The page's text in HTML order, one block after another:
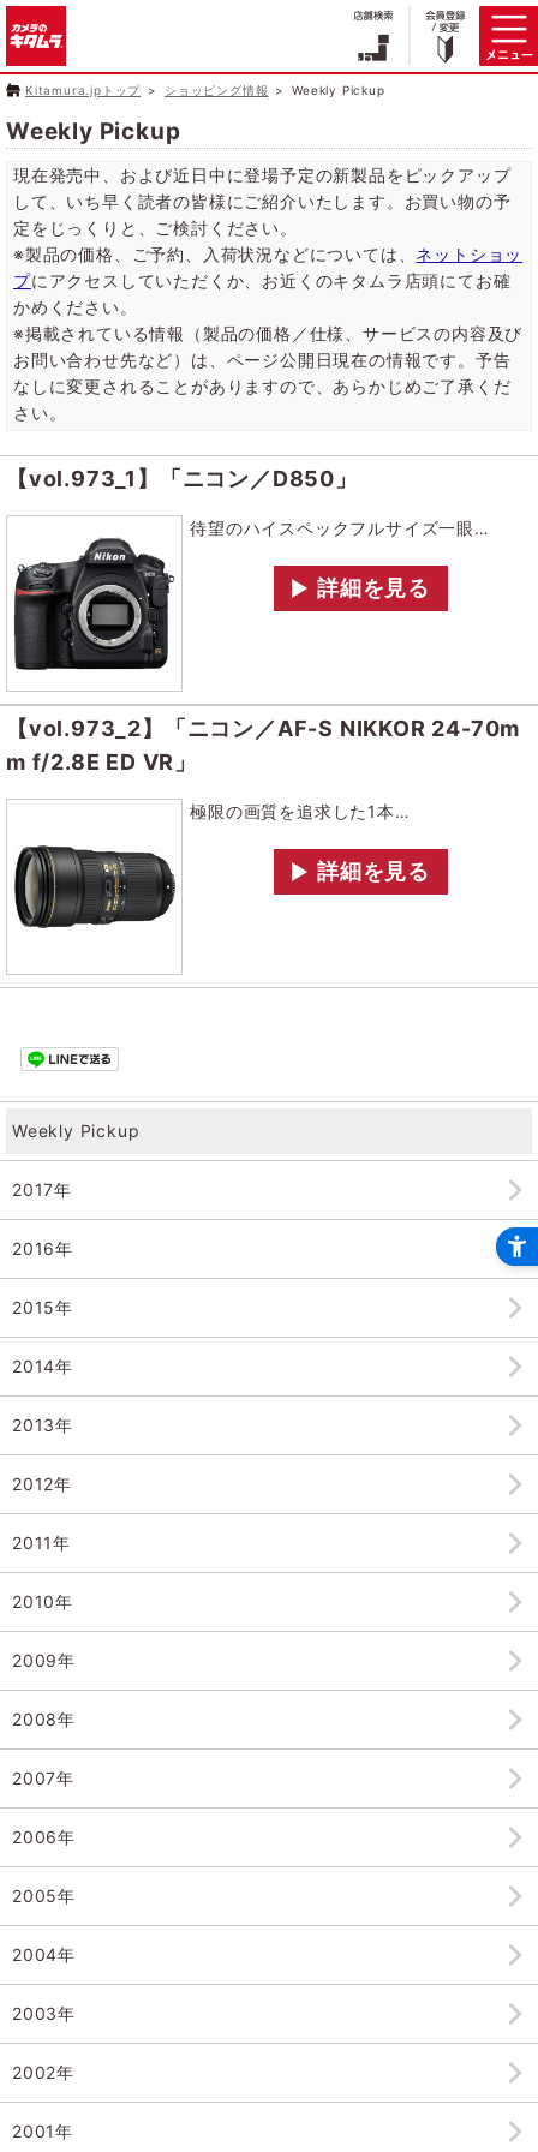
Kitamura.jpトップ ショッピング情報 Weekly Pickup
Weekly Pickup
現在発売中、および近日中に登場予定の新製品をピックアップ
して、いち早く読者の皆様にご紹介いたします。お買い物の予
定をじっくりと、ご検討ください。
※製品の価格、ご予約、入荷状況などについては、 ネットショッ
プにアクセスしていただくか、お近くのキタムラ店頭にてお確
かめください。
※掲載されている情報（製品の価格／仕様、サービスの内容及び
お問い合わせ先など）は、ページ公開日現在の情報です。予告
なしに変更されることがありますので、あらかじめご了承くだ
さい。
【vol.973_1】 「ニコン／D850」
待望のハイスペックフルサイズ一眼…
詳細を見る
【vol.973_2】
「ニコン／AF-S NIKKOR 24-70m
m f/2.8E ED VR」
極限の画質を追求した1本…
詳細を見る
Weekly Pickup
2017年
2016年
2015年
2014年
2013年
2012年
2011年
2010年
2009年
2008年
2007年
2006年
2005年
2004年
2003年
2002年
2001年